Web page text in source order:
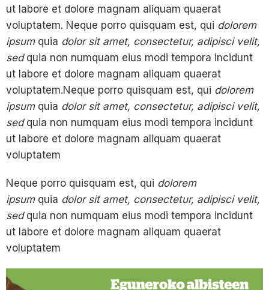
ut labore et dolore magnam aliquam quaerat
voluptatem. Neque porro quisquam est, qui dolorem
ipsumquia dolor sit amet, consectetur, adipisci velit,
sedquia non numquam eius modi tempora incidunt
ut labore et dolore magnam aliquam quaerat
voluptatem.Neque porro quisquam est, qui dolorem
ipsumquia dolor sit amet, consectetur, adipisci velit,
sedquia non numquam eius modi tempora incidunt
ut labore et dolore magnam aliquam quaerat
voluptatem
Neque porro quisquam est, qui dolorem
ipsumquia dolor sit amet, consectetur, adipisci velit,
sedquia non numquam eius modi tempora incidunt
ut labore et dolore magnam aliquam quaerat
voluptatem